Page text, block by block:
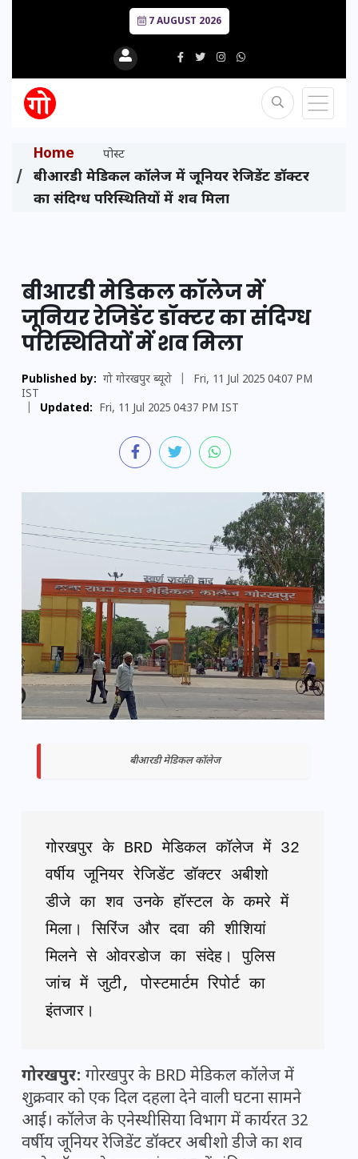
7 AUGUST 2026
Home पोस्ट
बीआरडी मेडिकल कॉलेज में जूनियर रेजिडेंट डॉक्टर
का संदिग्ध परिस्थितियों में शव मिला
बीआरडी मेडिकल कॉलेज में
जूनियर रेजिडेंट डॉक्टर का संदिग्ध
परिस्थितियों में शव मिला
Published by: गो गोरखपुर ब्यूरो
Fri, 11 Jul 2025 04:07 PM
IST
Updated: Fri, 11 Jul 2025 04:37 PM IST
बीआरडी मेडिकल कॉलेज
गोरखपुर के BRD मेडिकल कॉलेज में 32
वर्षीय जूनियर रेजिडेंट डॉक्टर अबीशो
डीजे का शव उनके हॉस्टल के कमरे में
मिला। सिरिंज और दवा की शीशियां
मिलने से ओवरडोज का संदेह। पुलिस
जांच में जुटी, पोस्टमार्टम रिपोर्ट का
इंतजार।
गोरखपुर: गोरखपुर के BRD मेडिकल कॉलेज में
शुक्रवार को एक दिल दहला देने वाली घटना सामने
आई। कॉलेज के एनेस्थीसिया विभाग में कार्यरत 32
वर्षीय जूनियर रेजिडेंट डॉक्टर अबीशो डीजे का शव